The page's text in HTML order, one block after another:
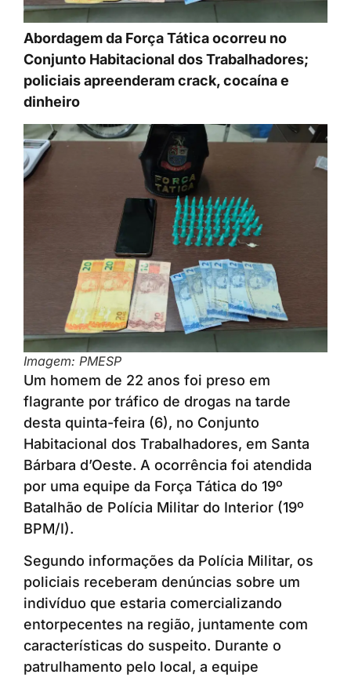
Abordagem da Força Tática ocorreu no
Conjunto Habitacional dos Trabalhadores;
policiais apreenderam crack, cocaína e
dinheiro
Imagem: PMESP
Um homem de 22 anos foi preso em
flagrante por tráfico de drogas na tarde
desta quinta-feira (6), no Conjunto
Habitacional dos Trabalhadores, em Santa
Bárbara d’Oeste. A ocorrência foi atendida
por uma equipe da Força Tática do 19º
Batalhão de Polícia Militar do Interior (19º
BPM/I).
Segundo informações da Polícia Militar, os
policiais receberam denúncias sobre um
indivíduo que estaria comercializando
entorpecentes na região, juntamente com
características do suspeito. Durante o
patrulhamento pelo local, a equipe